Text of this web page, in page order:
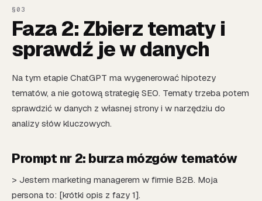
Faza 2: Zbierz tematy i
sprawdź je w danych
Na tym etapie ChatGPT ma wygenerować hipotezy
tematów, a nie gotową strategię SEO. Tematy trzeba potem
sprawdzić w danych z własnej strony i w narzędziu do
analizy słów kluczowych.
Prompt nr 2: burza mózgów tematów
> Jestem marketing managerem w firmie B2B. Moja
persona to: [krótki opis z fazy 1].